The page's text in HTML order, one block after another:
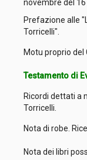
novembre del
Prefazione alle
Torricelli".
Motu proprio del
Testamento di
Ricordi dettati a
Torricelli.
Nota di robe.
Nota dei libri